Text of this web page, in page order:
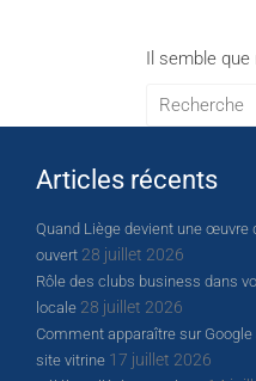
Il semble
Articles récents
Quand Liège devient une œuvre
ouvert 28 juillet 2026
Rôle des clubs business dans
locale 28 juillet 2026
Comment apparaître sur
site vitrine 17 juillet 2026